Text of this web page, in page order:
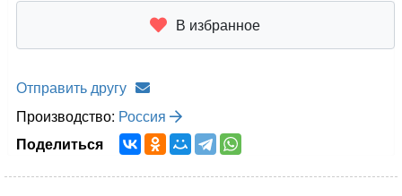
В избранное
Отправить другу
Производство: Россия
Поделиться